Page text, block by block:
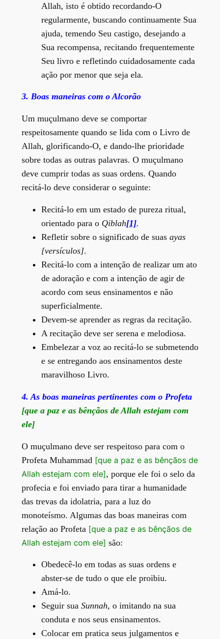
Allah, isto é obtido recordando-O
regularmente, buscando continuamente Sua
ajuda, temendo Seu castigo, desejando a
Sua recompensa, recitando frequentemente
Seu livro e refletindo cuidadosamente cada
ação por menor que seja ela.
3. Boas maneiras com o Alcorão
Um muçulmano deve se comportar
respeitosamente quando se lida com o Livro de
Allah, glorificando-O, e dando-lhe prioridade
sobre todas as outras palavras. O muçulmano
deve cumprir todas as suas ordens. Quando
recitá-lo deve considerar o seguinte:
Recitá-lo em um estado de pureza ritual,
orientado para o Qiblah[1].
Refletir sobre o significado de suas ayas
[versículos].
Recitá-lo com a intenção de realizar um ato
de adoração e com a intenção de agir de
acordo com seus ensinamentos e não
superficialmente.
Devem-se aprender as regras da recitação.
A recitação deve ser serena e melodiosa.
Embelezar a voz ao recitá-lo se submetendo
e se entregando aos ensinamentos deste
maravilhoso Livro.
4. As boas maneiras pertinentes com o Profeta
[que a paz e as bênçãos de Allah estejam com
ele]
O muçulmano deve ser respeitoso para com o
Profeta Muhammad [que a paz e as bênçãos de
Allah estejam com ele], porque ele foi o selo da
profecia e foi enviado para tirar a humanidade
das trevas da idolatria, para a luz do
monoteísmo. Algumas das boas maneiras com
relação ao Profeta [que a paz e as bênçãos de
Allah estejam com ele] são:
Obedecê-lo em todas as suas ordens e
abster-se de tudo o que ele proibiu.
Amá-lo.
Seguir sua Sunnah, o imitando na sua
conduta e nos seus ensinamentos.
Colocar em pratica seus julgamentos e